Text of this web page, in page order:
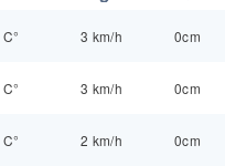
3 km/h 0cm
3 km/h 0cm
2 km/h 0cm